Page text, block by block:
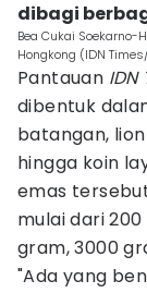
dibagi
Bea Cukai
Hongkong (IDN
Pantauan IDN
dibentuk
batangan,
hingga koin
emas
mulai dari
gram, 3000
"Ada yang